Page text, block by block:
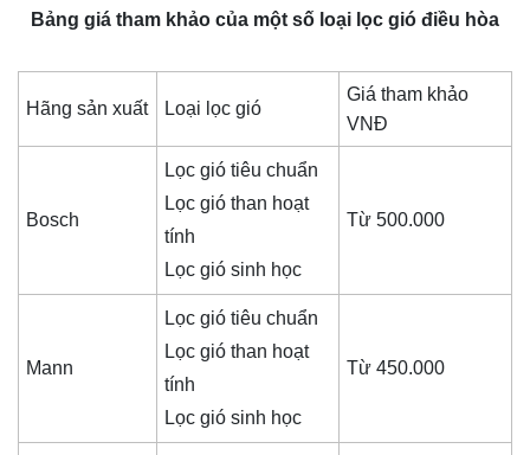
Bảng giá tham khảo của một số loại lọc gió điều hòa
Hãng sản xuất Loại lọc gió
Giá tham khảo
VNĐ
Bosch
Lọc gió tiêu chuẩn
Lọc gió than hoạt
tính
Lọc gió sinh học
Từ 500.000
Mann
Lọc gió tiêu chuẩn
Lọc gió than hoạt
tính
Lọc gió sinh học
Từ 450.000